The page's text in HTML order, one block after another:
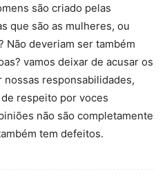
são criado pelas
que são as mulheres, ou
Não deveriam ser também
vamos deixar de acusar os
nossas responsabilidades,
respeito por voces
não são completamente
tem defeitos.